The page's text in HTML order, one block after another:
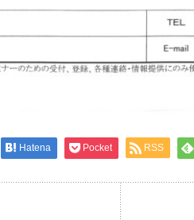
Hatena Pocket RSS